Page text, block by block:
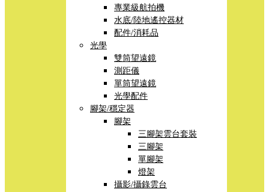
專業級航拍機
水底/陸地遙控器材
配件/消耗品
光學
雙筒望遠鏡
測距儀
單筒望遠鏡
光學配件
腳架/穩定器
腳架
三腳架雲台套裝
三腳架
單腳架
燈架
攝影/攝錄雲台